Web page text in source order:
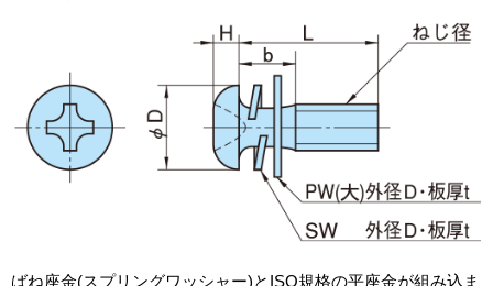
ばね座金(スプリングワッシャー)とISO規格の平座金が組み込ま